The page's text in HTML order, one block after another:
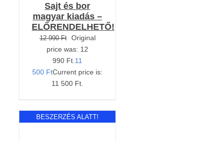
Sajt és bor
magyar kiadás –
ELŐRENDELHETŐ!
12 990Ft
Original
price was: 12
990 Ft. 11
500 FtCurrent price is:
11 500 Ft.
BESZERZÉS ALATT!